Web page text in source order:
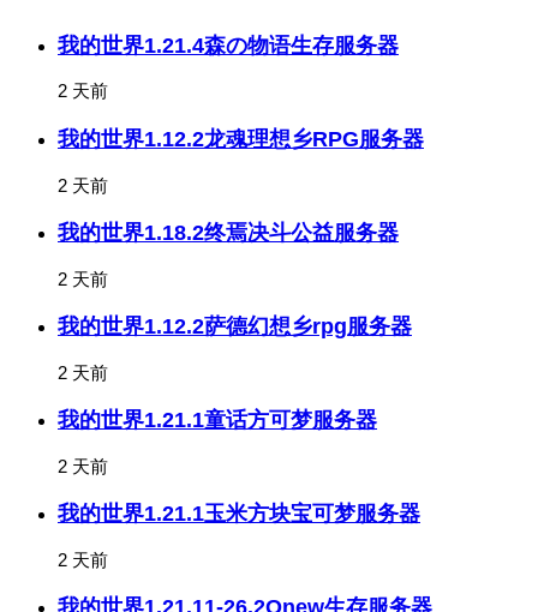
我的世界1.21.4森の物语生存服务器
2 天前
我的世界1.12.2龙魂理想乡RPG服务器
2 天前
我的世界1.18.2终焉决斗公益服务器
2 天前
我的世界1.12.2萨德幻想乡rpg服务器
2 天前
我的世界1.21.1童话方可梦服务器
2 天前
我的世界1.21.1玉米方块宝可梦服务器
2 天前